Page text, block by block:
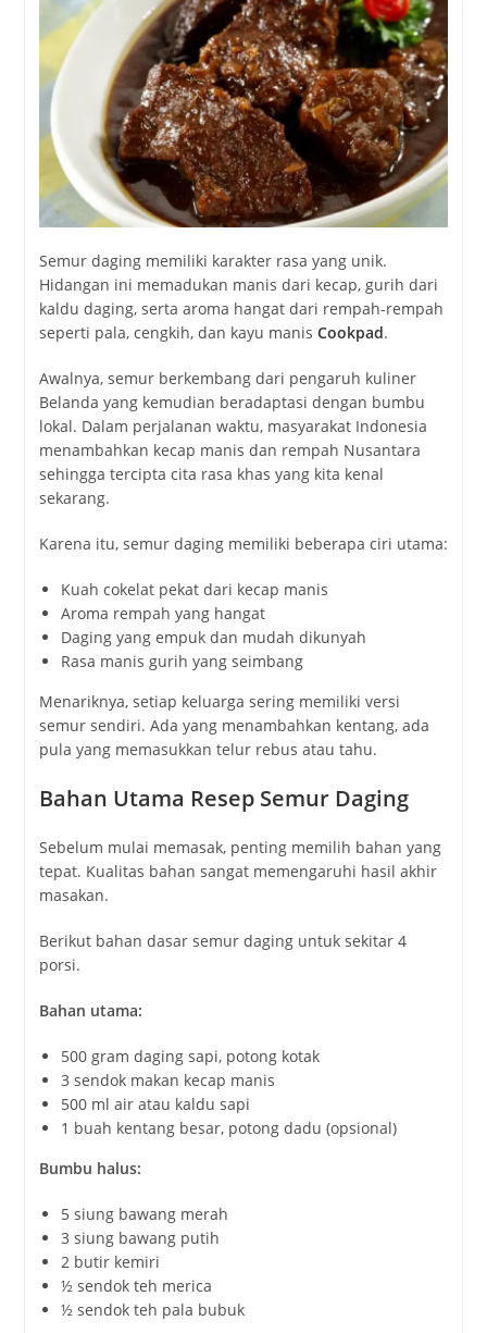
Semur daging memiliki karakter rasa yang unik.
Hidangan ini memadukan manis dari kecap, gurih dari
kaldu daging, serta aroma hangat dari rempah-rempah
seperti pala, cengkih, dan kayu manis Cookpad.
Awalnya, semur berkembang dari pengaruh kuliner
Belanda yang kemudian beradaptasi dengan bumbu
lokal. Dalam perjalanan waktu, masyarakat Indonesia
menambahkan kecap manis dan rempah Nusantara
sehingga tercipta cita rasa khas yang kita kenal
sekarang.
Karena itu, semur daging memiliki beberapa ciri utama:
Kuah cokelat pekat dari kecap manis
Aroma rempah yang hangat
Daging yang empuk dan mudah dikunyah
Rasa manis gurih yang seimbang
Menariknya, setiap keluarga sering memiliki versi
semur sendiri. Ada yang menambahkan kentang, ada
pula yang memasukkan telur rebus atau tahu.
Bahan Utama Resep Semur Daging
Sebelum mulai memasak, penting memilih bahan yang
tepat. Kualitas bahan sangat memengaruhi hasil akhir
masakan.
Berikut bahan dasar semur daging untuk sekitar 4
porsi.
Bahan utama:
500 gram daging sapi, potong kotak
3 sendok makan kecap manis
500 ml air atau kaldu sapi
1 buah kentang besar, potong dadu (opsional)
Bumbu halus:
5 siung bawang merah
3 siung bawang putih
2 butir kemiri
½ sendok teh merica
½ sendok teh pala bubuk